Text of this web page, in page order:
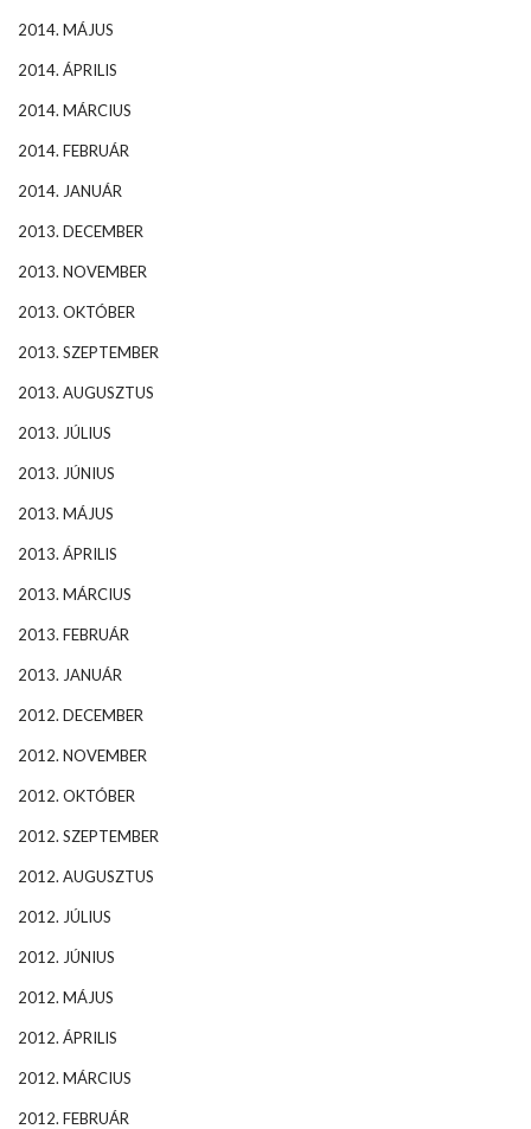
2014. MÁJUS
2014. ÁPRILIS
2014. MÁRCIUS
2014. FEBRUÁR
2014. JANUÁR
2013. DECEMBER
2013. NOVEMBER
2013. OKTÓBER
2013. SZEPTEMBER
2013. AUGUSZTUS
2013. JÚLIUS
2013. JÚNIUS
2013. MÁJUS
2013. ÁPRILIS
2013. MÁRCIUS
2013. FEBRUÁR
2013. JANUÁR
2012. DECEMBER
2012. NOVEMBER
2012. OKTÓBER
2012. SZEPTEMBER
2012. AUGUSZTUS
2012. JÚLIUS
2012. JÚNIUS
2012. MÁJUS
2012. ÁPRILIS
2012. MÁRCIUS
2012. FEBRUÁR